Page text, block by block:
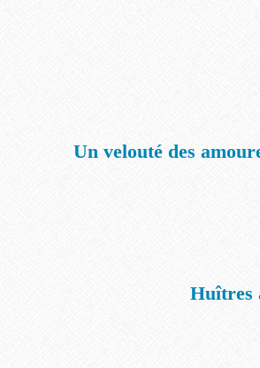
Un velouté des
Huîtres